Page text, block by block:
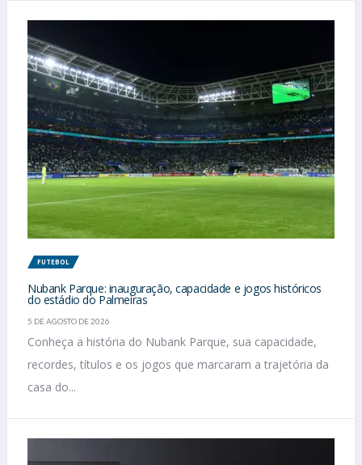
FUTEBOL
Nubank Parque: inauguração, capacidade e jogos históricos
do estádio do Palmeiras
5 DE AGOSTO DE 2026
Conheça a história do Nubank Parque, sua capacidade,
recordes, títulos e os jogos que marcaram a trajetória da
casa do...